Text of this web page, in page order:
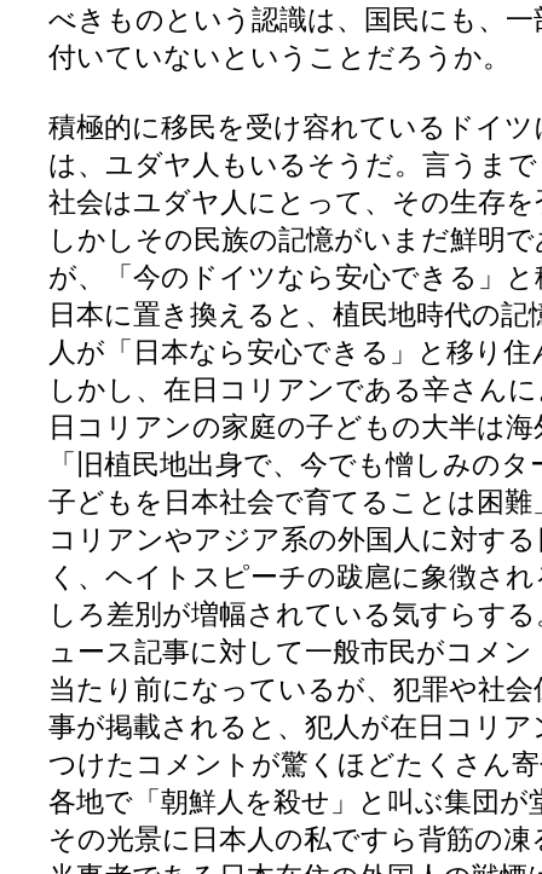
べきものという認識は、国民にも、
付いていないということだろうか
積極的に移民を受け容れているドイ
は、ユダヤ人もいるそうだ。言うま
社会はユダヤ人にとって、その生存
しかしその民族の記憶がいまだ鮮明
が、「今のドイツなら安心できる」
日本に置き換えると、植民地時代の
人が「日本なら安心できる」と移り
しかし、在日コリアンである辛さん
日コリアンの家庭の子どもの大半は
「旧植民地出身で、今でも憎しみの
子どもを日本社会で育てることは困
コリアンやアジア系の外国人に対す
く、ヘイトスピーチの跋扈に象徴さ
しろ差別が増幅されている気すらす
ュース記事に対して一般市民がコメ
当たり前になっているが、犯罪や社
事が掲載されると、犯人が在日コリ
つけたコメントが驚くほどたくさん
各地で「朝鮮人を殺せ」と叫ぶ集団が
その光景に日本人の私ですら背筋の